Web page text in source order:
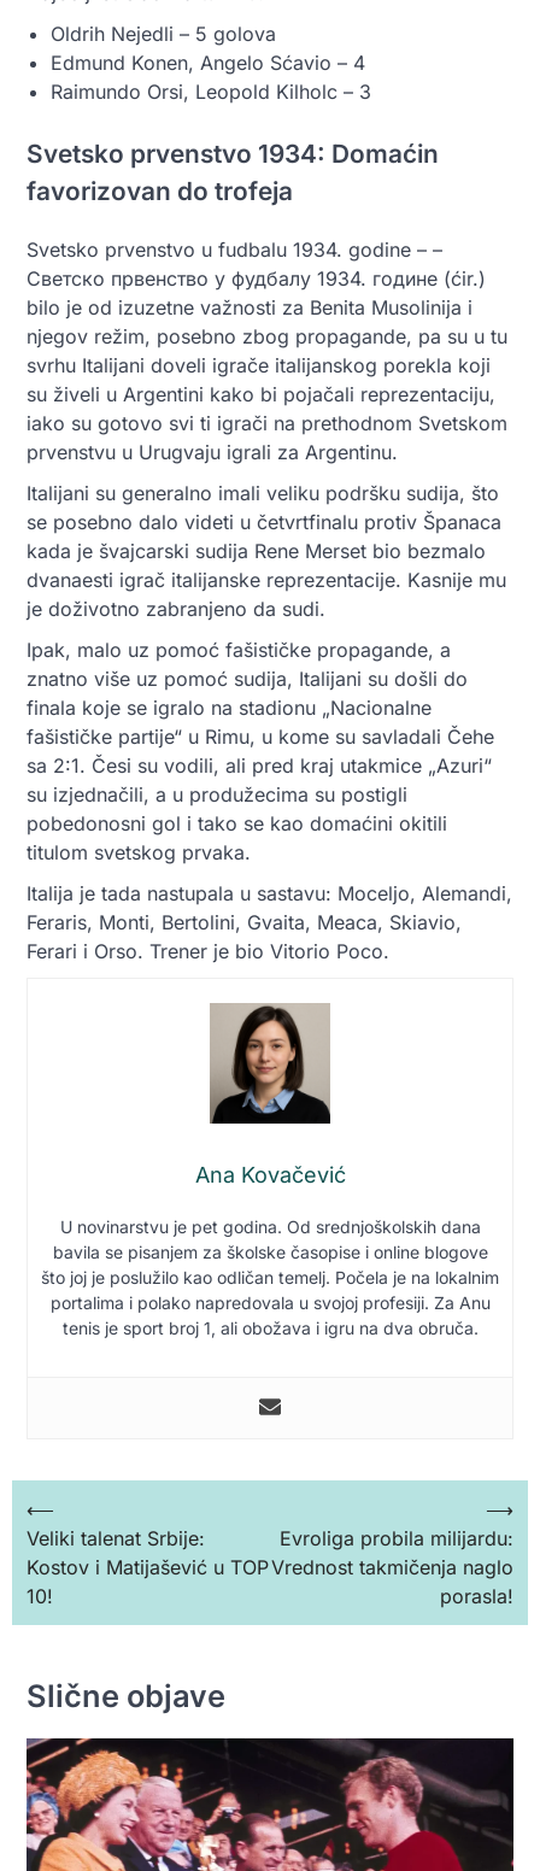
Oldrih Nejedli – 5 golova
Edmund Konen, Angelo Sćavio – 4
Raimundo Orsi, Leopold Kilholc – 3
Svetsko prvenstvo 1934: Domaćin
favorizovan do trofeja
Svetsko prvenstvo u fudbalu 1934. godine – –
Светско првенство у фудбалу 1934. године (ćir.)
bilo je od izuzetne važnosti za Benita Musolinija i
njegov režim, posebno zbog propagande, pa su u tu
svrhu Italijani doveli igrače italijanskog porekla koji
su živeli u Argentini kako bi pojačali reprezentaciju,
iako su gotovo svi ti igrači na prethodnom Svetskom
prvenstvu u Urugvaju igrali za Argentinu.
Italijani su generalno imali veliku podršku sudija, što
se posebno dalo videti u četvrtfinalu protiv Španaca
kada je švajcarski sudija Rene Merset bio bezmalo
dvanaesti igrač italijanske reprezentacije. Kasnije mu
je doživotno zabranjeno da sudi.
Ipak, malo uz pomoć fašističke propagande, a
znatno više uz pomoć sudija, Italijani su došli do
finala koje se igralo na stadionu „Nacionalne
fašističke partije“ u Rimu, u kome su savladali Čehe
sa 2:1. Česi su vodili, ali pred kraj utakmice „Azuri“
su izjednačili, a u produžecima su postigli
pobedonosni gol i tako se kao domaćini okitili
titulom svetskog prvaka.
Italija je tada nastupala u sastavu: Moceljo, Alemandi,
Feraris, Monti, Bertolini, Gvaita, Meaca, Skiavio,
Ferari i Orso. Trener je bio Vitorio Poco.
Ana Kovačević
U novinarstvu je pet godina. Od srednjoškolskih dana
bavila se pisanjem za školske časopise i online blogove
što joj je poslužilo kao odličan temelj. Počela je na lokalnim
portalima i polako napredovala u svojoj profesiji. Za Anu
tenis je sport broj 1, ali obožava i igru na dva obruča.
Кретање
чланка
⟵
Veliki talenat Srbije:
Kostov i Matijašević u TOP
10!
Evroliga probila milijardu:
Vrednost takmičenja naglo
porasla!
⟶
Slične objave